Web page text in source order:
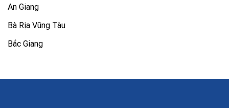
An Giang
Bà Rịa Vũng Tàu
Bắc Giang